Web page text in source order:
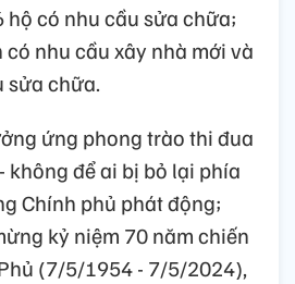
hộ có nhu cầu sửa chữa;
nhu cầu xây nhà mới và
sửa chữa.
ứng phong trào thi đua
không để ai bị bỏ lại phía
Chính phủ phát động;
kỷ niệm 70 năm chiến
(7/5/1954 - 7/5/2024),